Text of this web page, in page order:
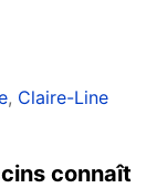
, Claire-Line
connaît